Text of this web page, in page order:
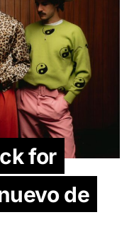
for
de